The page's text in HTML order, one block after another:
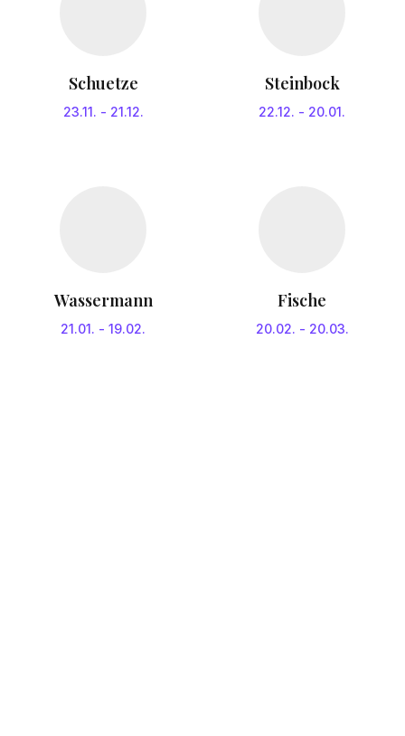
Schuetze
23.11. - 21.12.
Steinbock
22.12. - 20.01.
Wassermann
21.01. - 19.02.
Fische
20.02. - 20.03.